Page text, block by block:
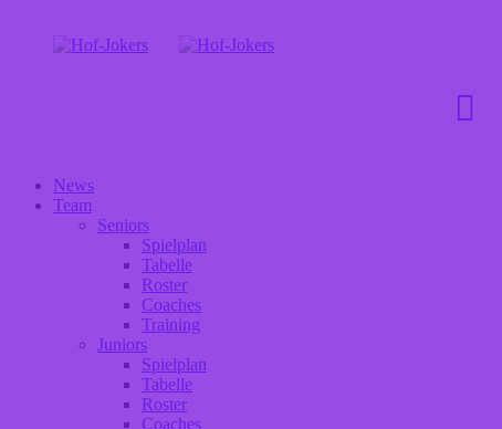
News
Team
Seniors
Spielplan
Tabelle
Roster
Coaches
Training
Juniors
Spielplan
Tabelle
Roster
Coaches